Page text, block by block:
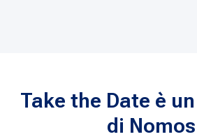
Take the Date è
di Nomos